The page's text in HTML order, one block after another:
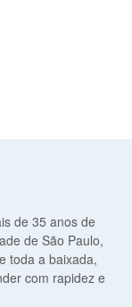
de 35 anos de
de São Paulo,
toda a baixada,
com rapidez e